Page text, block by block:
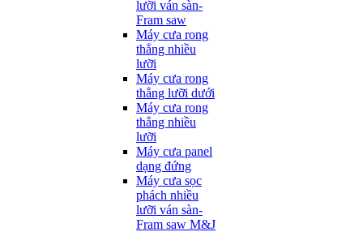
lưỡi ván sàn-
Fram saw
Máy cưa rong
thẳng nhiều
lưỡi
Máy cưa rong
thẳng lưỡi dưới
Máy cưa rong
thẳng nhiều
lưỡi
Máy cưa panel
dạng đứng
Máy cưa sọc
phách nhiều
lưỡi ván sàn-
Fram saw M&J